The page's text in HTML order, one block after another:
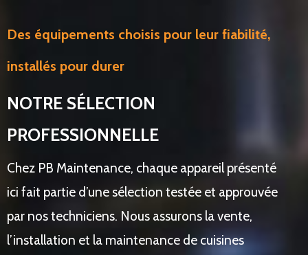
Des équipements choisis pour leur fiabilité,
installés pour durer
NOTRE SÉLECTION
PROFESSIONNELLE
Chez PB Maintenance, chaque appareil présenté
ici fait partie d’une sélection testée et approuvée
par nos techniciens. Nous assurons la vente,
l’installation et la maintenance de cuisines